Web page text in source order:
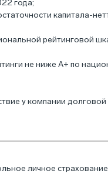
года;
капитала-
рейтинговой
не ниже А+ по
у компании долговой
личное